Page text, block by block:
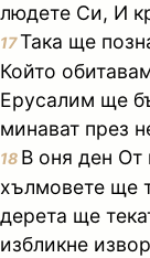
людете Си, И
17Така ще
Който
Ерусалим ще
минават през
18 В оня ден От
хълмовете ще
дерета ще
избликне